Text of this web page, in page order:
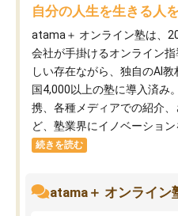
自分の人生を生きる人
atama＋ オンライン塾は、
会社が手掛けるオンライン
しい存在ながら、独自のAI
国4,000以上の塾に導入済み
携、各種メディアでの紹介
ど、塾業界にイノベーション
続きを読む
atama＋ オンライン